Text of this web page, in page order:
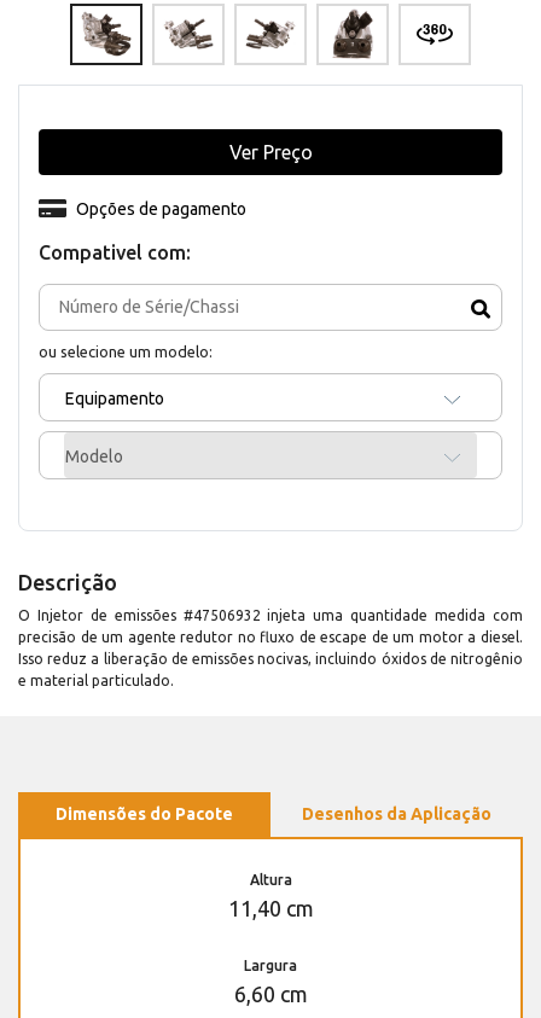
Compativel com:
ou selecione um modelo:
Equipamento
Modelo
Opções de pagamento
Ver Preço
Descrição
O Injetor de emissões #47506932 injeta uma quantidade medida com
precisão de um agente redutor no fluxo de escape de um motor a diesel.
Isso reduz a liberação de emissões nocivas, incluindo óxidos de nitrogênio
e material particulado.
Dimensões do Pacote Desenhos da Aplicação
Altura
11,40 cm
Largura
6,60 cm